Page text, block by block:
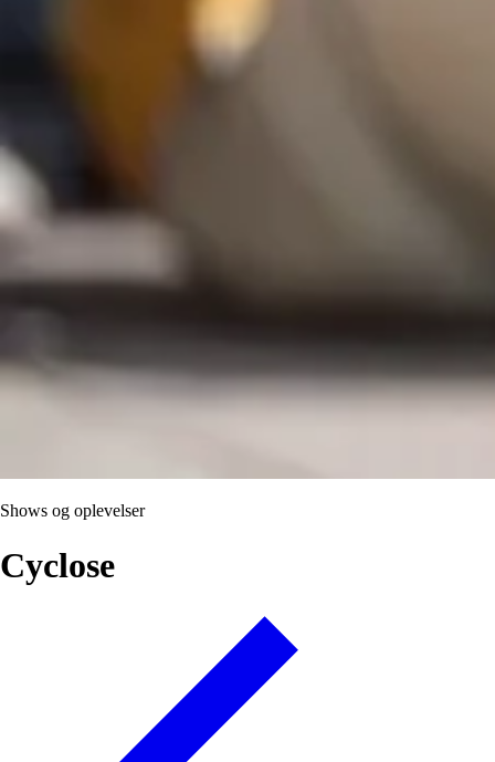
Shows og oplevelser
Cyclose